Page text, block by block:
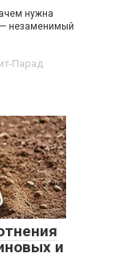
нужна
— незаменимый
Парад
и